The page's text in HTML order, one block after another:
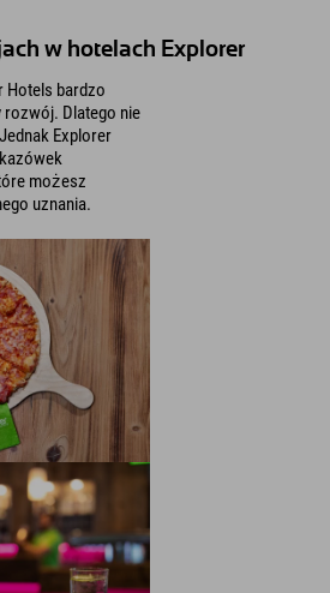
w hotelach Explorer
Hotels bardzo
Dlatego nie
Explorer
możesz
uznania.